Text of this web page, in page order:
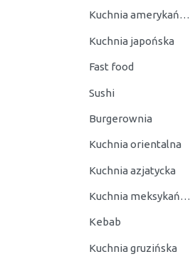
Kuchnia amerykańska
Kuchnia japońska
Fast food
Sushi
Burgerownia
Kuchnia orientalna
Kuchnia azjatycka
Kuchnia meksykańska
Kebab
Kuchnia gruzińska